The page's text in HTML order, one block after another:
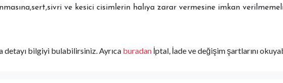
ve kesici cisimlerin halıya zarar vermesine imkan
detayı bilgiyi bulabilirsiniz. Ayrıca buradan İptal, İade ve değişim şartlarını